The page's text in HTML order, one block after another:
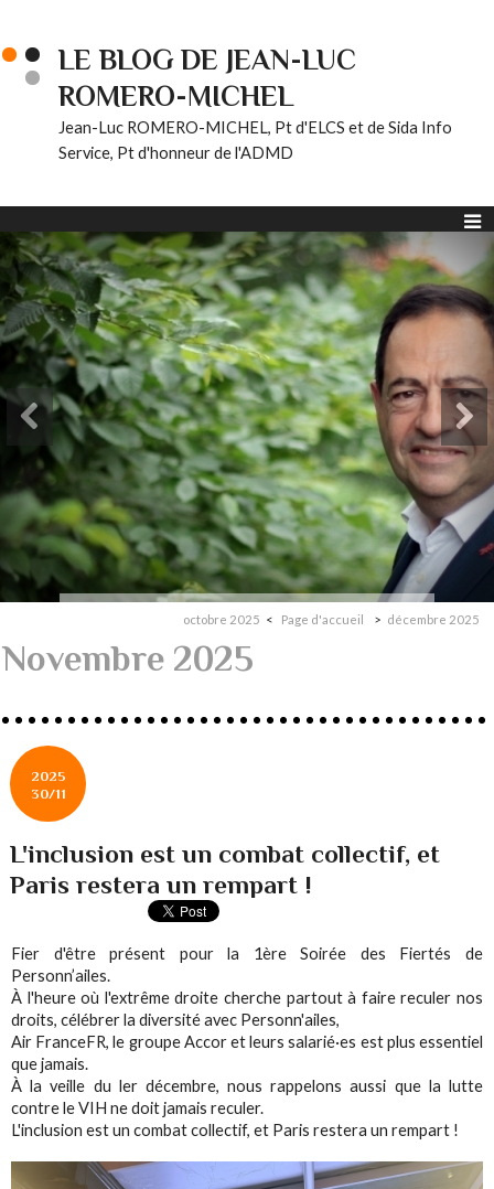
LE BLOG DE JEAN-LUC
ROMERO-MICHEL
Jean-Luc ROMERO-MICHEL, Pt d'ELCS et de Sida Info
Service, Pt d'honneur de l'ADMD
octobre 2025 Page d'accueil décembre 2025
Novembre 2025
2025
30/11
L'inclusion est un combat collectif, et
Paris restera un rempart !
Fier d'être présent pour la 1ère Soirée des Fiertés de
Personn’ailes.
À l'heure où l'extrême droite cherche partout à faire reculer nos
droits, célébrer la diversité avec Personn'ailes,
Air FranceFR, le groupe Accor et leurs salarié·es est plus essentiel
que jamais.
À la veille du ler décembre, nous rappelons aussi que la lutte
contre le VIH ne doit jamais reculer.
L'inclusion est un combat collectif, et Paris restera un rempart !